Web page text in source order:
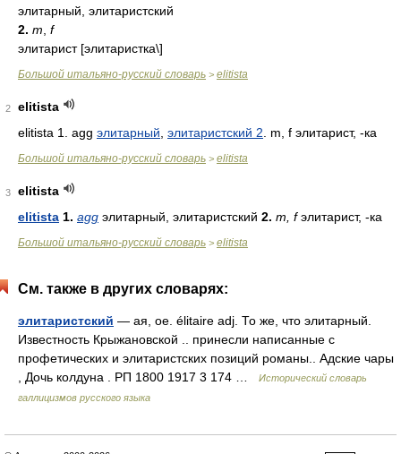
элитарный, элитаристский
2. m f
элитарист [элитаристка\]
Большой итальяно-русский словарь > elitista
2
elitista
elitista 1. agg элитарный элитаристский 2 . m, f элитарист, -ка
Большой итальяно-русский словарь > elitista
3
elitista
elitista 1. agg элитарный, элитаристский 2. m f элитарист, -ка
Большой итальяно-русский словарь > elitista
См. также в других словарях:
элитаристский — ая, ое. élitaire adj. То же, что элитарный.
Известность Крыжановской .. принесли написанные с
профетических и элитаристских позиций романы.. Адские чары
, Дочь колдуна . РП 1800 1917 3 174 …
Исторический словарь
галлицизмов русского языка